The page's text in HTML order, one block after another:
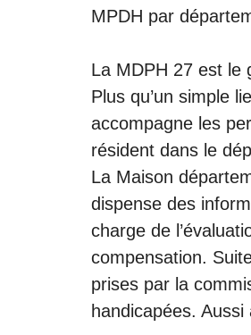
MPDH par
La MDPH 27 est le
Plus qu’un simple
accompagne les
résident dans le
La Maison
dispense des
charge de
compensation.
prises par la
handicapées. Aussi